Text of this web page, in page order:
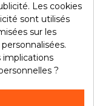
Les cookies
sont utilisés
sur les
implications
?